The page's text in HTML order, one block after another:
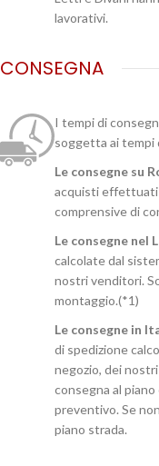
lavorativi.
CONSEGNA
I tempi di
soggetta ai tempi
Le consegne su
acquisti effettuati
comprensive di
Le consegne nel
calcolate dal
nostri venditori.
montaggio.(*1)
Le consegne in
di spedizione
negozio, dei
consegna al
preventivo. Se
piano strada.